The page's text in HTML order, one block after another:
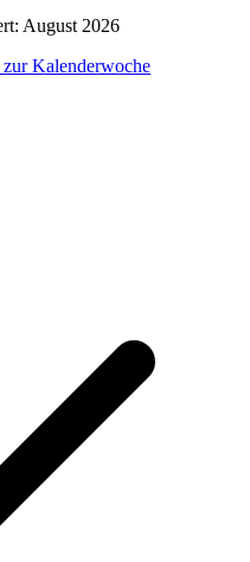
August 2026
Kalenderwoche